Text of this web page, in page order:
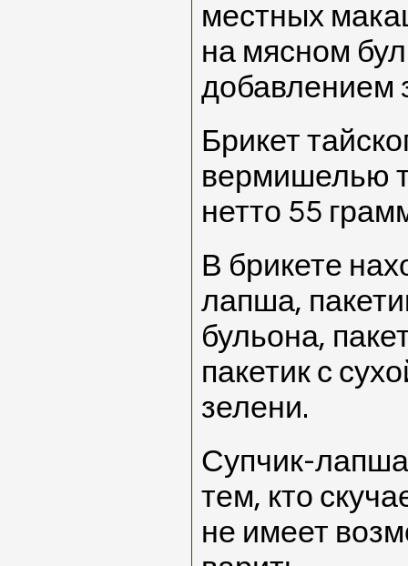
местных
на мясном
добавлением
Брикет
вермишелью
нетто 55
В брикете
лапша,
бульона,
пакетик с
зелени.
Супчик-
тем, кто
не имеет